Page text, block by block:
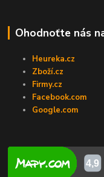
Ohodnoťte nás
Heureka.cz
Zboží.cz
Firmy.cz
Facebook.com
Google.com